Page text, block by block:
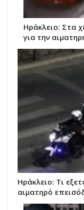
Ηράκλειο: Στα
για την
Ηράκλειο: Τι
αιματηρό